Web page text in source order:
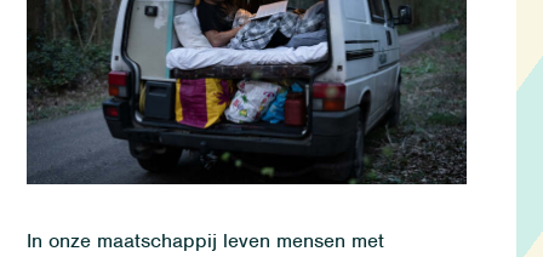
In onze maatschappij leven mensen met